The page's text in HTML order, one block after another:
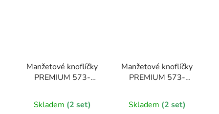
Manžetové knoflíčky
PREMIUM 573-
Skladem (2 set)
Manžetové knoflíčky
PREMIUM 573-
Skladem (2 set)